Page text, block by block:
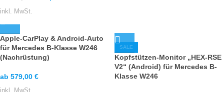
inkl. MwSt.
Apple-CarPlay & Android-Auto
für Mercedes B-Klasse W246
(Nachrüstung)
ab 579,00 €
inkl. MwSt.
SALE
Kopfstützen-Monitor „HEX-RSE
V2“ (Android) für Mercedes B-
Klasse W246